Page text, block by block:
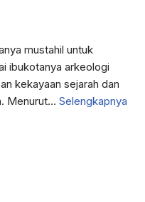
mustahil untuk
ibukotanya arkeologi
kekayaan sejarah dan
Menurut… Selengkapnya